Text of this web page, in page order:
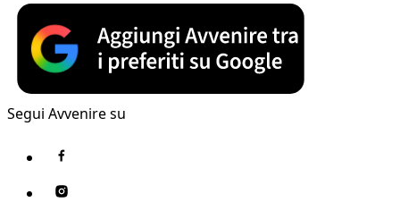
Segui Avvenire su